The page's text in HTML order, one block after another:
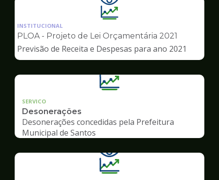
Ilustração
da
pagina
Transparência
INSTITUCIONAL
PLOA - Projeto de Lei Orçamentária 2021
Previsão de Receita e Despesas para ano 2021
SERVICO
Desonerações
Desonerações concedidas pela Prefeitura
Municipal de Santos